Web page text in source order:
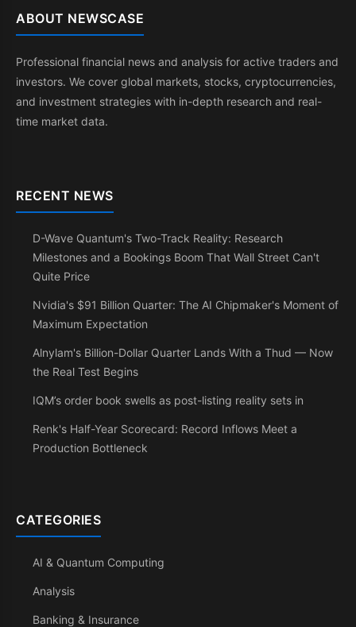
ABOUT NEWSCASE
Professional financial news and analysis for active traders and
investors. We cover global markets, stocks, cryptocurrencies,
and investment strategies with in-depth research and real-
time market data.
RECENT NEWS
D-Wave Quantum's Two-Track Reality: Research
Milestones and a Bookings Boom That Wall Street Can't
Quite Price
Nvidia's $91 Billion Quarter: The AI Chipmaker's Moment of
Maximum Expectation
Alnylam's Billion-Dollar Quarter Lands With a Thud — Now
the Real Test Begins
IQM’s order book swells as post-listing reality sets in
Renk's Half-Year Scorecard: Record Inflows Meet a
Production Bottleneck
CATEGORIES
AI & Quantum Computing
Analysis
Banking & Insurance